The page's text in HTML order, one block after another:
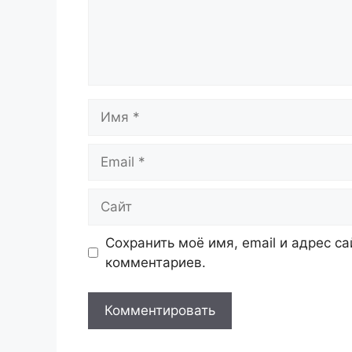
Сохранить моё имя, email и адрес
комментариев.